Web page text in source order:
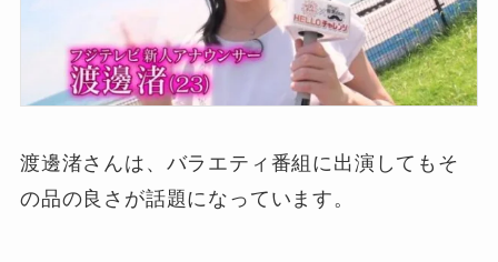
渡邊渚さんは、バラエティ番組に出演してもそ
の品の良さが話題になっています。